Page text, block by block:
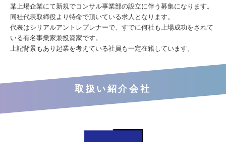
某上場企業にて新規でコンサル事業部の設立に伴う募集になります。
同社代表取締役より特命で頂いている求人となります。
代表はシリアルアントレプレナーで、すでに何社も上場成功をされて
いる有名事業家兼投資家です。
上記背景もあり起業を考えている社員も一定在籍しています。
取扱い紹介会社